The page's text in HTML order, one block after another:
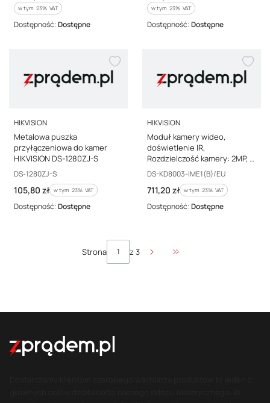
w tym %s VAT
w tym 23% VAT
Dostępność:Dostępne
w tym %s VAT
w tym 23% VAT
Dostępność:Dostępne
PRODUCENT
HIKVISION
Metalowa puszka
przyłączeniowa do kamer
HIKVISION DS-1280ZJ-S
Kod producenta
DS-1280ZJ-S
Cena brutto
105,80 zł w tym %s VAT
w tym 23% VAT
Dostępność:Dostępne
PRODUCENT
HIKVISION
Moduł kamery wideo,
doświetlenie IR,
Rozdzielczość kamery: 2MP, 2
przekaźniki, 1 przycisk, IP65,
wersja B, DS-KD8003-
IME1(B)/EU
Kod producenta
DS-KD8003-IME1(B)/EU
Cena brutto
711,20 zł w tym %s VAT
w tym 23% VAT
Dostępność:Dostępne
Strona z 3
Przejdź do ostatniej